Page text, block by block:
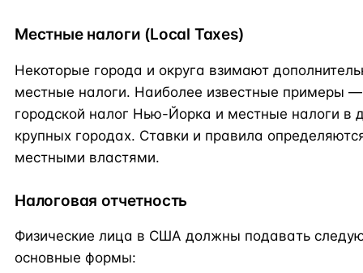
Местные налоги (Local Taxes)
Некоторые города и округа взимают
местные налоги. Наиболее известные примеры —
городской налог Нью-Йорка и местные налоги в
крупных городах. Ставки и правила
местными властями.
Налоговая отчетность
Физические лица в США должны подавать
основные формы: